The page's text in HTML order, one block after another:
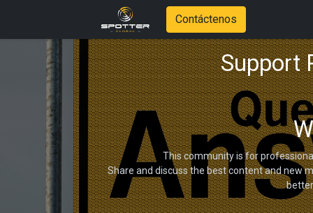
Contáctenos
Support
This community is for
Share and discuss the best content and new